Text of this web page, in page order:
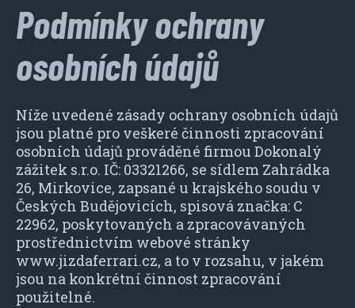
Podmínky ochrany
osobních údajů
Níže uvedené zásady ochrany osobních údajů
jsou platné pro veškeré činnosti zpracování
osobních údajů prováděné firmou Dokonalý
zážitek s.r.o. IČ: 03321266, se sídlem Zahrádka
26, Mirkovice, zapsané u krajského soudu v
Českých Budějovicích, spisová značka: C
22962, poskytovaných a zpracovávaných
prostřednictvím webové stránky
www.jizdaferrari.cz, a to v rozsahu, v jakém
jsou na konkrétní činnost zpracování
použitelné.